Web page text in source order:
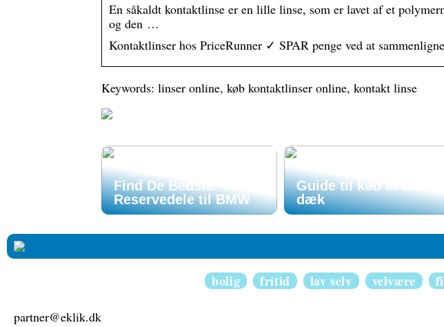
En såkaldt kontaktlinse er en lille linse, som er lavet af et
og den …
Kontaktlinser hos PriceRunner ✓ SPAR penge ved at
Keywords: linser online, køb kontaktlinser online, kontakt linse
Find De Bedste
Reservedele til BMW
Guide til køb af BMW
dæk
bolig fritid lav selv velvære
partner@eklik.dk